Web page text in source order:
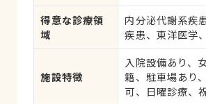
応、健康診断
得意な診療領
域
内分泌代謝系疾
疾患、東洋医学
施設特徴
入院設備あり、
籍、駐車場あり
可、日曜診療、